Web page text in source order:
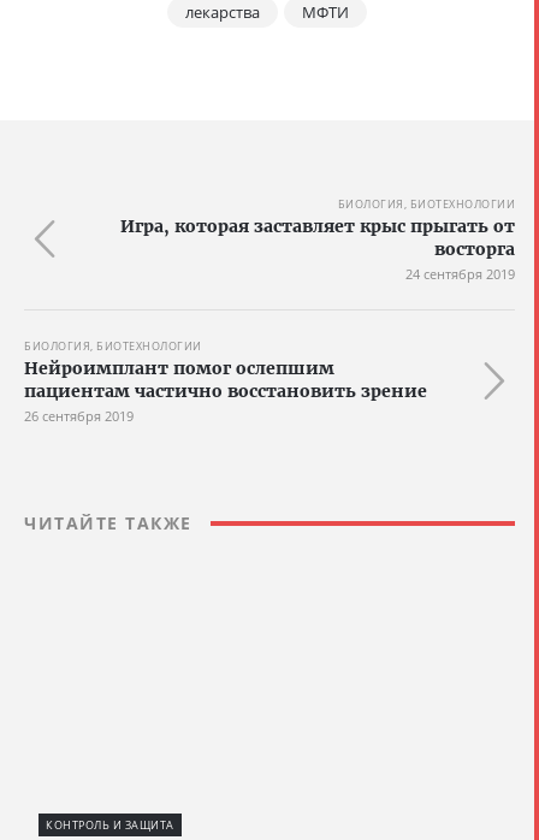
лекарства
МФТИ
БИОЛОГИЯ, БИОТЕХНОЛОГИИ
Игра, которая заставляет крыс прыгать от
восторга
24 сентября 2019
БИОЛОГИЯ, БИОТЕХНОЛОГИИ
Нейроимплант помог ослепшим
пациентам частично восстановить зрение
26 сентября 2019
ЧИТАЙТЕ ТАКЖЕ
КОНТРОЛЬ И ЗАЩИТА